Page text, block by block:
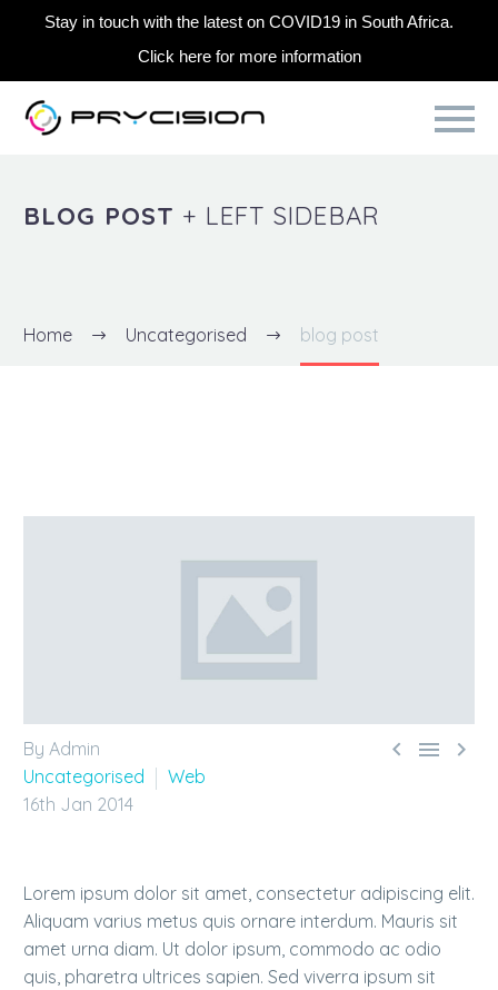
Stay in touch with the latest on COVID19 in South Africa.
Click here for more information
BLOG POST + LEFT SIDEBAR
Home Uncategorised blog post
  
By Admin
Uncategorised
Web
16th Jan 2014
Lorem ipsum dolor sit amet, consectetur adipiscing elit.
Aliquam varius metus quis ornare interdum. Mauris sit
amet urna diam. Ut dolor ipsum, commodo ac odio
quis, pharetra ultrices sapien. Sed viverra ipsum sit